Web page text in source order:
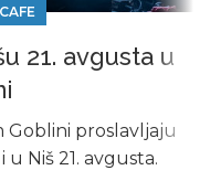
21. avgusta u
Goblini proslavljaju
Niš 21. avgusta.